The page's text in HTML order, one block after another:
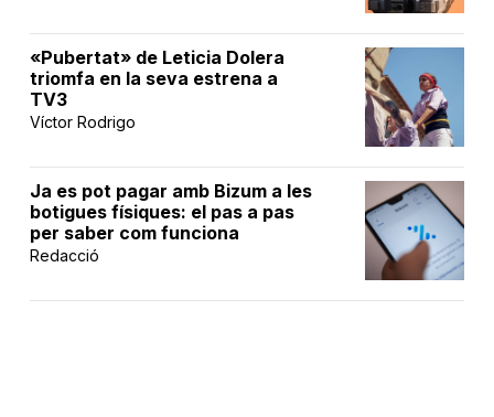
«Pubertat» de Leticia Dolera
triomfa en la seva estrena a
TV3
Víctor Rodrigo
Ja es pot pagar amb Bizum a les
botigues físiques: el pas a pas
per saber com funciona
Redacció